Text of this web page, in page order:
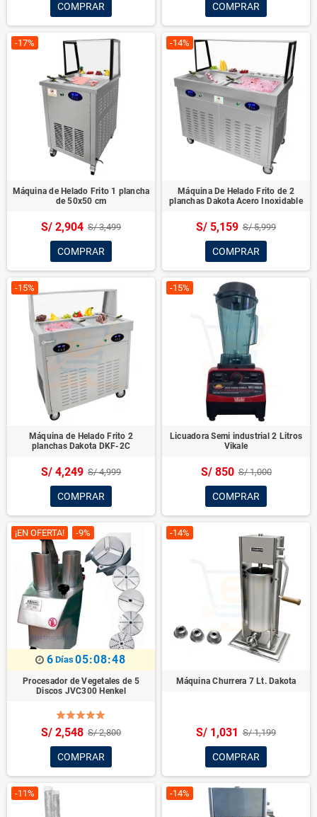
COMPRAR COMPRAR
-17%
Máquina de Helado Frito 1 plancha
de 50x50 cm
S/ 2,904 S/ 3,499
COMPRAR
-14%
Máquina De Helado Frito de 2
planchas Dakota Acero Inoxidable
S/ 5,159 S/ 5,999
COMPRAR
-15%
Máquina de Helado Frito 2
planchas Dakota DKF-2C
S/ 4,249 S/ 4,999
COMPRAR
-15%
Licuadora Semi industrial 2 Litros
Vikale
S/ 850 S/ 1,000
COMPRAR
¡EN OFERTA! -9%
6 Días05:08:47
Procesador de Vegetales de 5
Discos JVC300 Henkel
S/ 2,548 S/ 2,800
COMPRAR
-14%
Máquina Churrera 7 Lt. Dakota
S/ 1,031 S/ 1,199
COMPRAR
-11% -14%